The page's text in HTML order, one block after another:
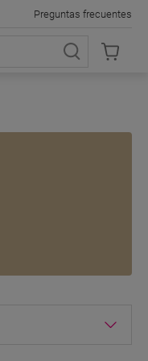
Preguntas frecuentes